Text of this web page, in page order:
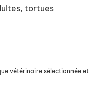
tortues
vétérinaire sélectionnée et